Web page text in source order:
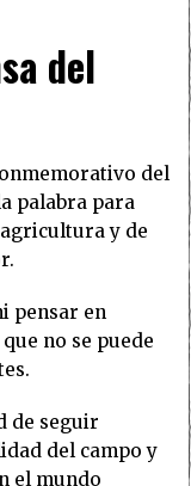
del
del
palabra para
y de
pensar en
no se puede
de seguir
del campo y
el mundo